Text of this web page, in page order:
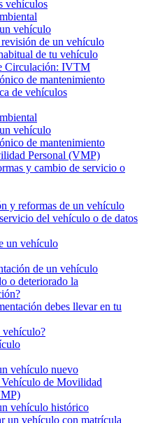
vehículos
vehículo
de un vehículo
de tu vehículo
Circulación: IVTM
de mantenimiento
de vehículos
vehículo
de mantenimiento
Personal (VMP)
y cambio de servicio o
y reformas de un vehículo
del vehículo o de datos
un vehículo
de un vehículo
o deteriorado la
debes llevar en tu
vehículo?
vehículo nuevo
de Movilidad
vehículo histórico
un vehículo con matrícula